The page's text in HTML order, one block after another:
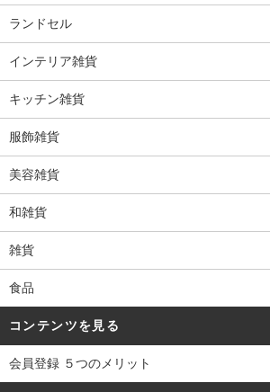
ランドセル
インテリア雑貨
キッチン雑貨
服飾雑貨
美容雑貨
和雑貨
雑貨
食品
コンテンツを見る
会員登録 ５つのメリット